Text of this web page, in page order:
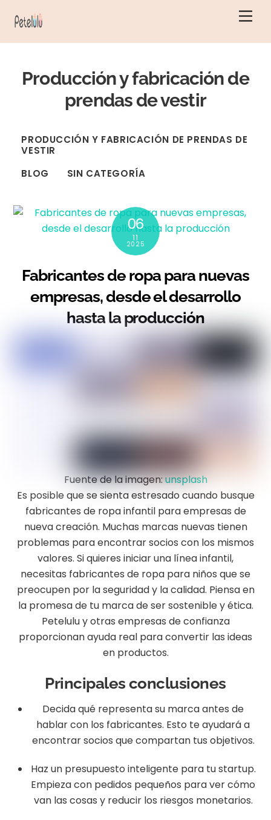
Producción y fabricación de
prendas de vestir
PRODUCCIÓN Y FABRICACIÓN DE PRENDAS DE
VESTIR
BLOG
SIN CATEGORÍA
06
11
2025
Fabricantes de ropa para nuevas
empresas, desde el desarrollo
hasta la producción
Fuente de la imagen:unsplash
Es posible que se sienta estresado cuando busque
fabricantes de ropa infantil para empresas de
nueva creación. Muchas marcas nuevas tienen
problemas para encontrar socios con los mismos
valores. Si quieres iniciar una línea infantil,
necesitas fabricantes de ropa para niños que se
preocupen por la seguridad y la calidad. Piensa en
la promesa de tu marca de ser sostenible y ética.
Petelulu y otras empresas de confianza
proporcionan ayuda real para convertir las ideas
en productos.
Principales conclusiones
Decida qué representa su marca antes de
hablar con los fabricantes. Esto te ayudará a
encontrar socios que compartan tus objetivos.
Haz un presupuesto inteligente para tu startup.
Empieza con pedidos pequeños para ver cómo
van las cosas y reducir los riesgos monetarios.